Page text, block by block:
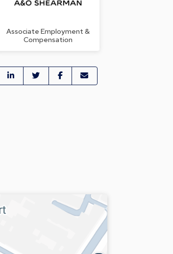
Associate Employment &
Compensation